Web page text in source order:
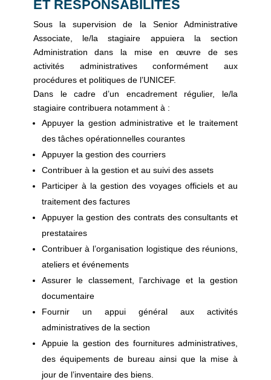
ET RESPONSABILITÉS
Sous la supervision de la Senior Administrative
Associate, le/la stagiaire appuiera la section
Administration dans la mise en œuvre de ses
activités administratives conformément aux
procédures et politiques de l’UNICEF.
Dans le cadre d’un encadrement régulier, le/la
stagiaire contribuera notamment à :
Appuyer la gestion administrative et le traitement
des tâches opérationnelles courantes
Appuyer la gestion des courriers
Contribuer à la gestion et au suivi des assets
Participer à la gestion des voyages officiels et au
traitement des factures
Appuyer la gestion des contrats des consultants et
prestataires
Contribuer à l’organisation logistique des réunions,
ateliers et événements
Assurer le classement, l’archivage et la gestion
documentaire
Fournir un appui général aux activités
administratives de la section
Appuie la gestion des fournitures administratives,
des équipements de bureau ainsi que la mise à
jour de l’inventaire des biens.